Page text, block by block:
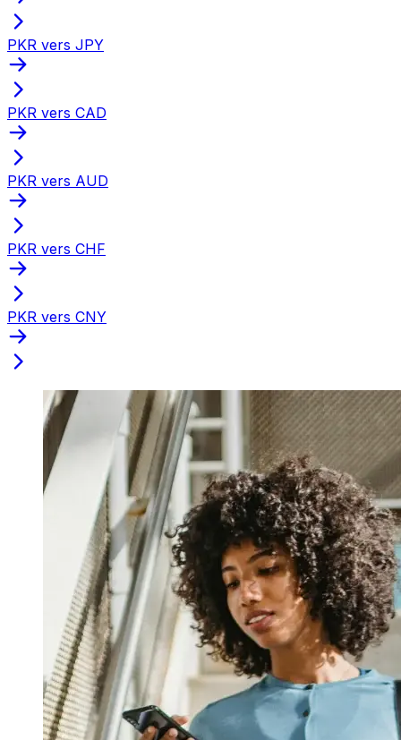
PKR vers JPY
PKR vers CAD
PKR vers AUD
PKR vers CHF
PKR vers CNY